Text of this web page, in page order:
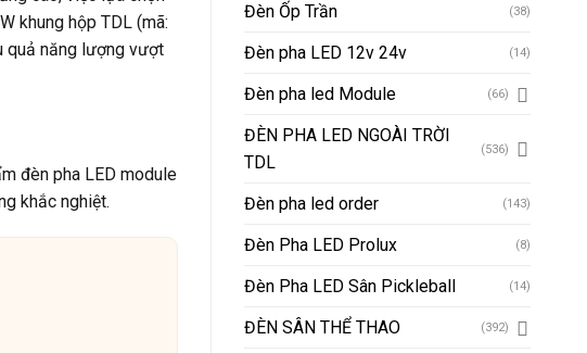
khung hộp TDL (mã:
quả năng lượng vượt
đèn pha LED module
khắc nghiệt.
Đèn Ốp Trần (38)
Đèn pha LED 12v 24v (14)
Đèn pha led Module (66)
ĐÈN PHA LED NGOÀI TRỜI
TDL
(536)
Đèn pha led order (143)
Đèn Pha LED Prolux (8)
Đèn Pha LED Sân Pickleball (14)
ĐÈN SÂN THỂ THAO (392)